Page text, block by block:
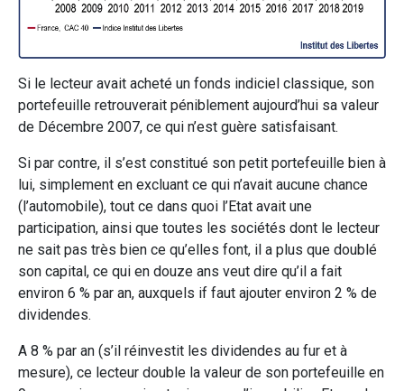
Si le lecteur avait acheté un fonds indiciel classique, son
portefeuille retrouverait péniblement aujourd’hui sa valeur
de Décembre 2007, ce qui n’est guère satisfaisant.
Si par contre, il s’est constitué son petit portefeuille bien à
lui, simplement en excluant ce qui n’avait aucune chance
(l’automobile), tout ce dans quoi l’Etat avait une
participation, ainsi que toutes les sociétés dont le lecteur
ne sait pas très bien ce qu’elles font, il a plus que doublé
son capital, ce qui en douze ans veut dire qu’il a fait
environ 6 % par an, auxquels if faut ajouter environ 2 % de
dividendes.
A 8 % par an (s’il réinvestit les dividendes au fur et à
mesure), ce lecteur double la valeur de son portefeuille en